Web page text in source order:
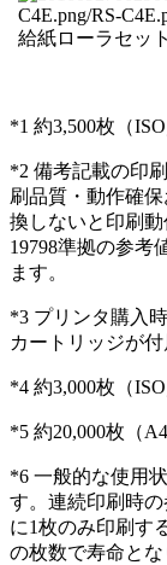
給紙ローラセッ
*1 約3,500枚（
*2 備考記載の印
刷品質・動作確
換しないと印刷
19798準拠の参考
ます。
*3 プリンタ購入
カートリッジが付
*4 約3,000枚（
*5 約20,000枚（
*6 一般的な使用
す。連続印刷時
に1枚のみ印刷す
の枚数で寿命と